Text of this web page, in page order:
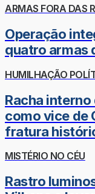
ARMAS FORA DAS
Operação
quatro armas
HUMILHAÇÃO
Racha
como vice de
fratura
MISTÉRIO NO CÉU
Rastro